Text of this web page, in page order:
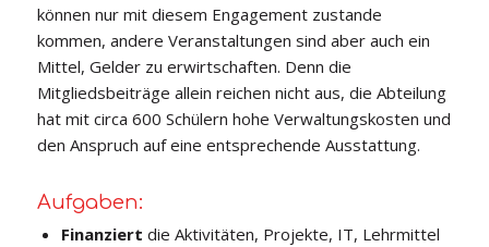
können nur mit diesem Engagement zustande
kommen, andere Veranstaltungen sind aber auch ein
Mittel, Gelder zu erwirtschaften. Denn die
Mitgliedsbeiträge allein reichen nicht aus, die Abteilung
hat mit circa 600 Schülern hohe Verwaltungskosten und
den Anspruch auf eine entsprechende Ausstattung.
Aufgaben:
Finanziert die Aktivitäten, Projekte, IT, Lehrmittel